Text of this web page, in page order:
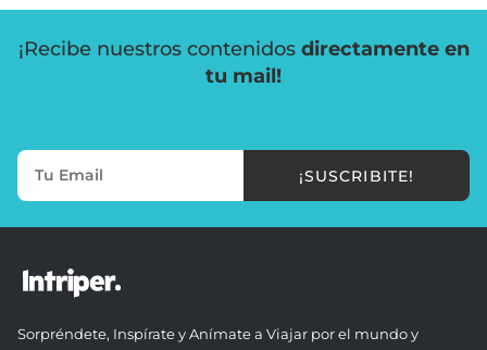
¡Recibe nuestros contenidos directamente en
tu mail!
¡SUSCRIBITE!
Sorpréndete, Inspírate y Anímate a Viajar por el mundo y